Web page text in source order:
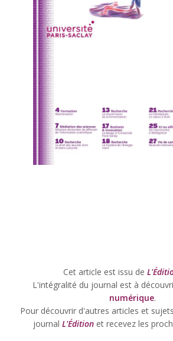
Cet article est issu de
L'intégralité du journal est à
numérique.
Pour découvrir d'autres articles et
journal L'Édition et recevez les